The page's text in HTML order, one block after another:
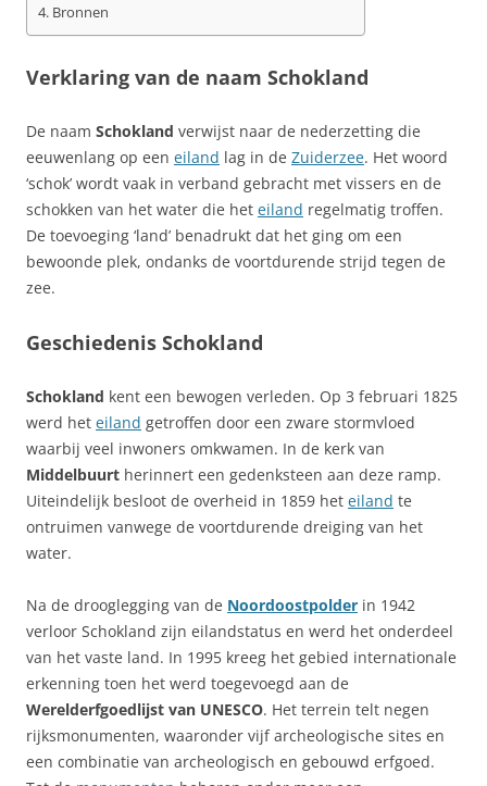
Bronnen
Verklaring van de naam Schokland
De naam Schokland verwijst naar de nederzetting die
eeuwenlang op een eiland lag in de Zuiderzee. Het woord
‘schok’ wordt vaak in verband gebracht met vissers en de
schokken van het water die het eiland regelmatig troffen.
De toevoeging ‘land’ benadrukt dat het ging om een
bewoonde plek, ondanks de voortdurende strijd tegen de
zee.
Geschiedenis Schokland
Schokland kent een bewogen verleden. Op 3 februari 1825
werd het eiland getroffen door een zware stormvloed
waarbij veel inwoners omkwamen. In de kerk van
Middelbuurt herinnert een gedenksteen aan deze ramp.
Uiteindelijk besloot de overheid in 1859 het eiland te
ontruimen vanwege de voortdurende dreiging van het
water.
Na de drooglegging van de Noordoostpolder in 1942
verloor Schokland zijn eilandstatus en werd het onderdeel
van het vaste land. In 1995 kreeg het gebied internationale
erkenning toen het werd toegevoegd aan de
Werelderfgoedlijst van UNESCO. Het terrein telt negen
rijksmonumenten, waaronder vijf archeologische sites en
een combinatie van archeologisch en gebouwd erfgoed.